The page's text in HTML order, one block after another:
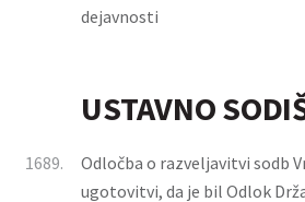
dejavnosti
USTAVNO
1689.
Odločba o razveljavitvi sodb
ugotovitvi, da je bil Odlok